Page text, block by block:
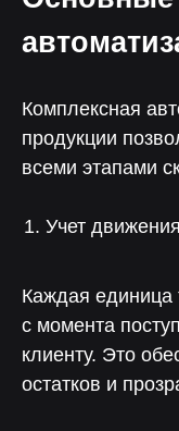
Комплексная
продукции
всеми этапами
Учет
Каждая единица
с момента
клиенту. Это
остатков и